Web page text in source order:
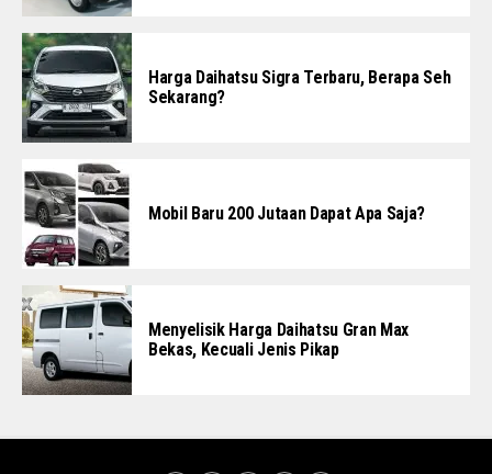
Harga Daihatsu Sigra Terbaru, Berapa Seh
Sekarang?
Mobil Baru 200 Jutaan Dapat Apa Saja?
Menyelisik Harga Daihatsu Gran Max
Bekas, Kecuali Jenis Pikap